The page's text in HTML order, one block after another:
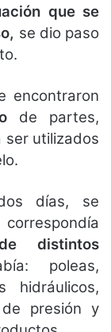
que se
se dio paso
encontraron
de partes,
ser utilizados
días, se
distintos
poleas,
hidráulicos,
presión y